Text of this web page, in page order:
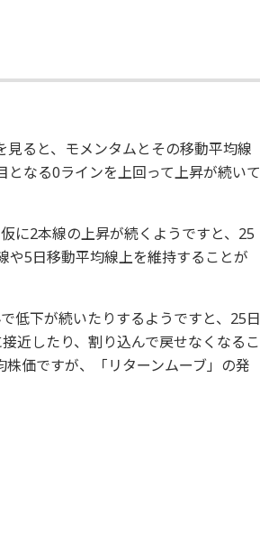
ると、モメンタムとその移動平均線
なる0ラインを上回って上昇が続いて
に2本線の上昇が続くようですと、25
や5日移動平均線上を維持することが
低下が続いたりするようですと、25日
近したり、割り込んで戻せなくなるこ
価ですが、「リターンムーブ」の発